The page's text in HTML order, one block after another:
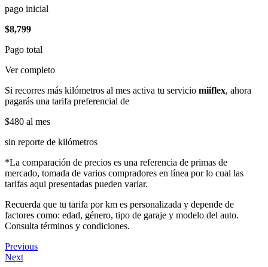
pago inicial
$8,799
Pago total
Ver completo
Si recorres más kilómetros al mes activa tu servicio miiflex, ahora
pagarás una tarifa preferencial de
$480 al mes
sin reporte de kilómetros
*La comparación de precios es una referencia de primas de
mercado, tomada de varios compradores en línea por lo cual las
tarifas aqui presentadas pueden variar.
Recuerda que tu tarifa por km es personalizada y depende de
factores como: edad, género, tipo de garaje y modelo del auto.
Consulta términos y condiciones.
Previous
Next